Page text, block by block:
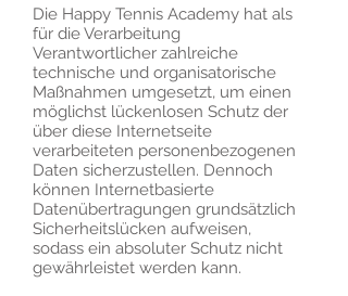
Die Happy Tennis Academy hat als
für die Verarbeitung
Verantwortlicher zahlreiche
technische und organisatorische
Maßnahmen umgesetzt, um einen
möglichst lückenlosen Schutz der
über diese Internetseite
verarbeiteten personenbezogenen
Daten sicherzustellen. Dennoch
können Internetbasierte
Datenübertragungen grundsätzlich
Sicherheitslücken aufweisen,
sodass ein absoluter Schutz nicht
gewährleistet werden kann.